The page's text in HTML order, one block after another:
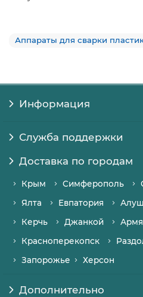
Аппараты для сварки
Информация
Служба поддержки
Доставка по городам
Крым Симферополь
Ялта
Евпатория
Керчь
Джанкой
Красноперекопск
Запорожье
Херсон
Дополнительно